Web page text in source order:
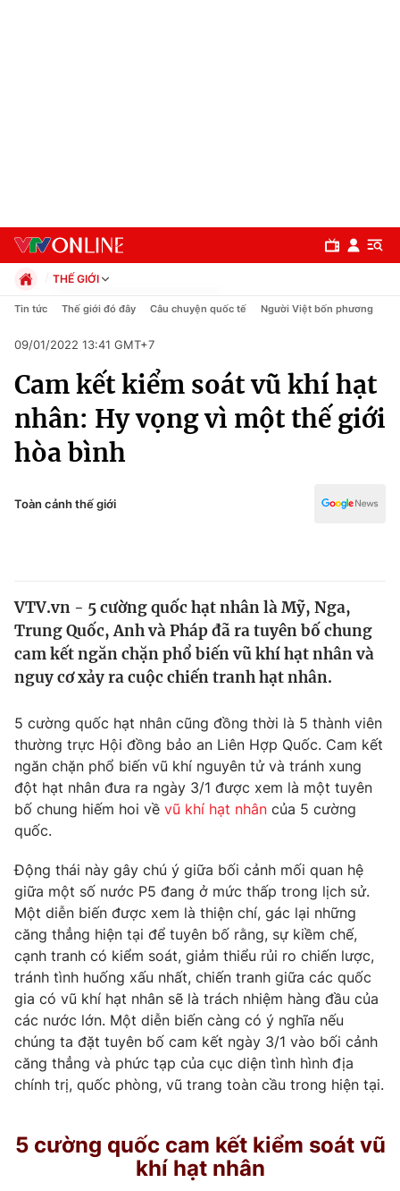
Chuyên mục
Chính trị
Xã hội
Pháp luật
Thế giới
Tin tức
Thế giới đó đây
Câu chuyện quốc tế
Kinh tế
Thị trường
Góc doanh nghiệp
Dữ liệu và đời sống
Truyền hình
Phim VTV
Hậu trường
Nhân vật
Khán giả
Giải sao mai
Giải trí
Âm nhạc
Sao
Đời sống
Du lịch
Làm đẹp
Chất lượng cuộc sống
Giáo dục
Tuyển sinh
Học trực tuyến
Công nghệ
Hitech Công nghệ tương lai
Sản phẩm
Thị trường
Giao lưu trực tuyến
Lịch phát sóng
Chuyên mục khác
Podcast
THẾ GIỚI
Chính trị
Pháp luật
Kinh tế
Thể thao
Truyền hình
Văn hóa - Giải trí
Công nghệ
Tin tức Thế giới đó đây Câu chuyện quốc tế Người Việt bốn phương
09/01/2022 13:41 GMT+7
Cam kết kiểm soát vũ khí hạt
nhân: Hy vọng vì một thế giới
hòa bình
Toàn cảnh thế giới
VTV.vn - 5 cường quốc hạt nhân là Mỹ, Nga,
Trung Quốc, Anh và Pháp đã ra tuyên bố chung
cam kết ngăn chặn phổ biến vũ khí hạt nhân và
nguy cơ xảy ra cuộc chiến tranh hạt nhân.
5 cường quốc hạt nhân cũng đồng thời là 5 thành viên
thường trực Hội đồng bảo an Liên Hợp Quốc. Cam kết
ngăn chặn phổ biến vũ khí nguyên tử và tránh xung
đột hạt nhân đưa ra ngày 3/1 được xem là một tuyên
bố chung hiếm hoi về vũ khí hạt nhân của 5 cường
quốc.
Động thái này gây chú ý giữa bối cảnh mối quan hệ
giữa một số nước P5 đang ở mức thấp trong lịch sử.
Một diễn biến được xem là thiện chí, gác lại những
căng thẳng hiện tại để tuyên bố rằng, sự kiềm chế,
cạnh tranh có kiểm soát, giảm thiểu rủi ro chiến lược,
tránh tình huống xấu nhất, chiến tranh giữa các quốc
gia có vũ khí hạt nhân sẽ là trách nhiệm hàng đầu của
các nước lớn. Một diễn biến càng có ý nghĩa nếu
chúng ta đặt tuyên bố cam kết ngày 3/1 vào bối cảnh
căng thẳng và phức tạp của cục diện tình hình địa
chính trị, quốc phòng, vũ trang toàn cầu trong hiện tại.
5 cường quốc cam kết kiểm soát vũ
khí hạt nhân